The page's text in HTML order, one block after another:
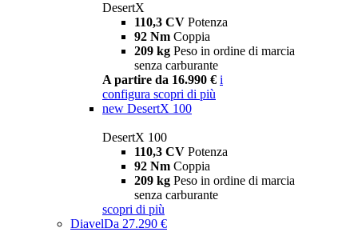
DesertX
110,3 CV Potenza
92 Nm Coppia
209 kg Peso in ordine di marcia
senza carburante
A partire da 16.990 € i
configura scopri di più
new DesertX 100
DesertX 100
110,3 CV Potenza
92 Nm Coppia
209 kg Peso in ordine di marcia
senza carburante
scopri di più
DiavelDa 27.290 €